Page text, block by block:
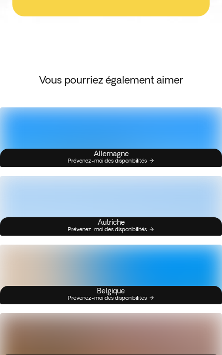
Vous pourriez également aimer
Allemagne
Prévenez-moi des disponibilités
Autriche
Prévenez-moi des disponibilités
Belgique
Prévenez-moi des disponibilités